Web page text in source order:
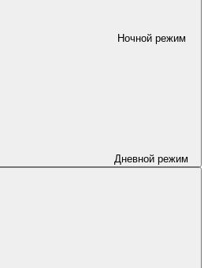
Ночной режим
Дневной режим